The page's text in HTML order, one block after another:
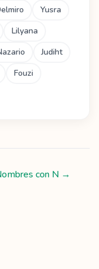
Yusra
Lilyana
Judiht
Fouzi
con N →